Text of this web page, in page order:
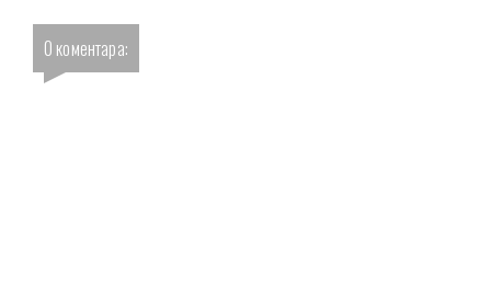
0 коментара: